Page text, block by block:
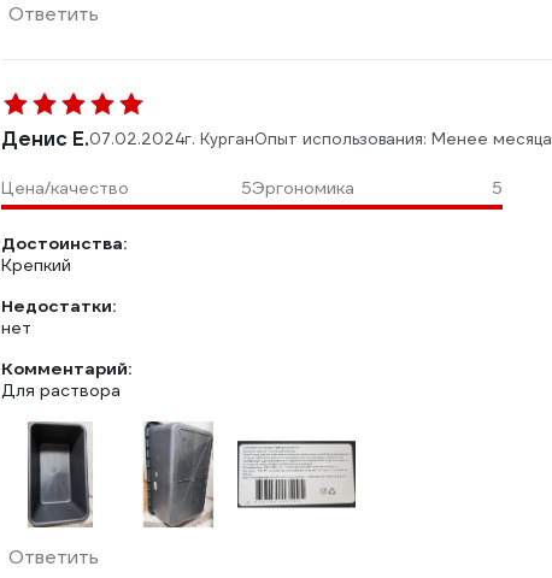
Ответить
Денис Е.07.02.2024г. КурганОпыт использования: Менее месяца
Цена/качество 5Эргономика 5
Достоинства:
Крепкий
Недостатки:
нет
Комментарий:
Для раствора
Ответить